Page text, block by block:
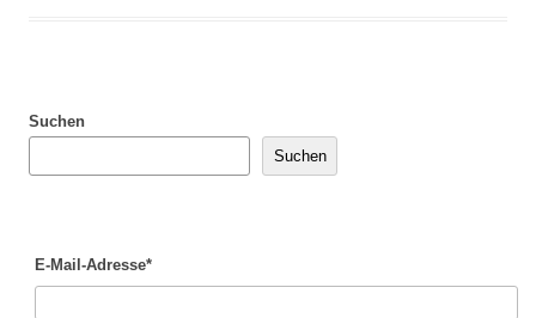
Suchen
Suchen
E-Mail-Adresse*